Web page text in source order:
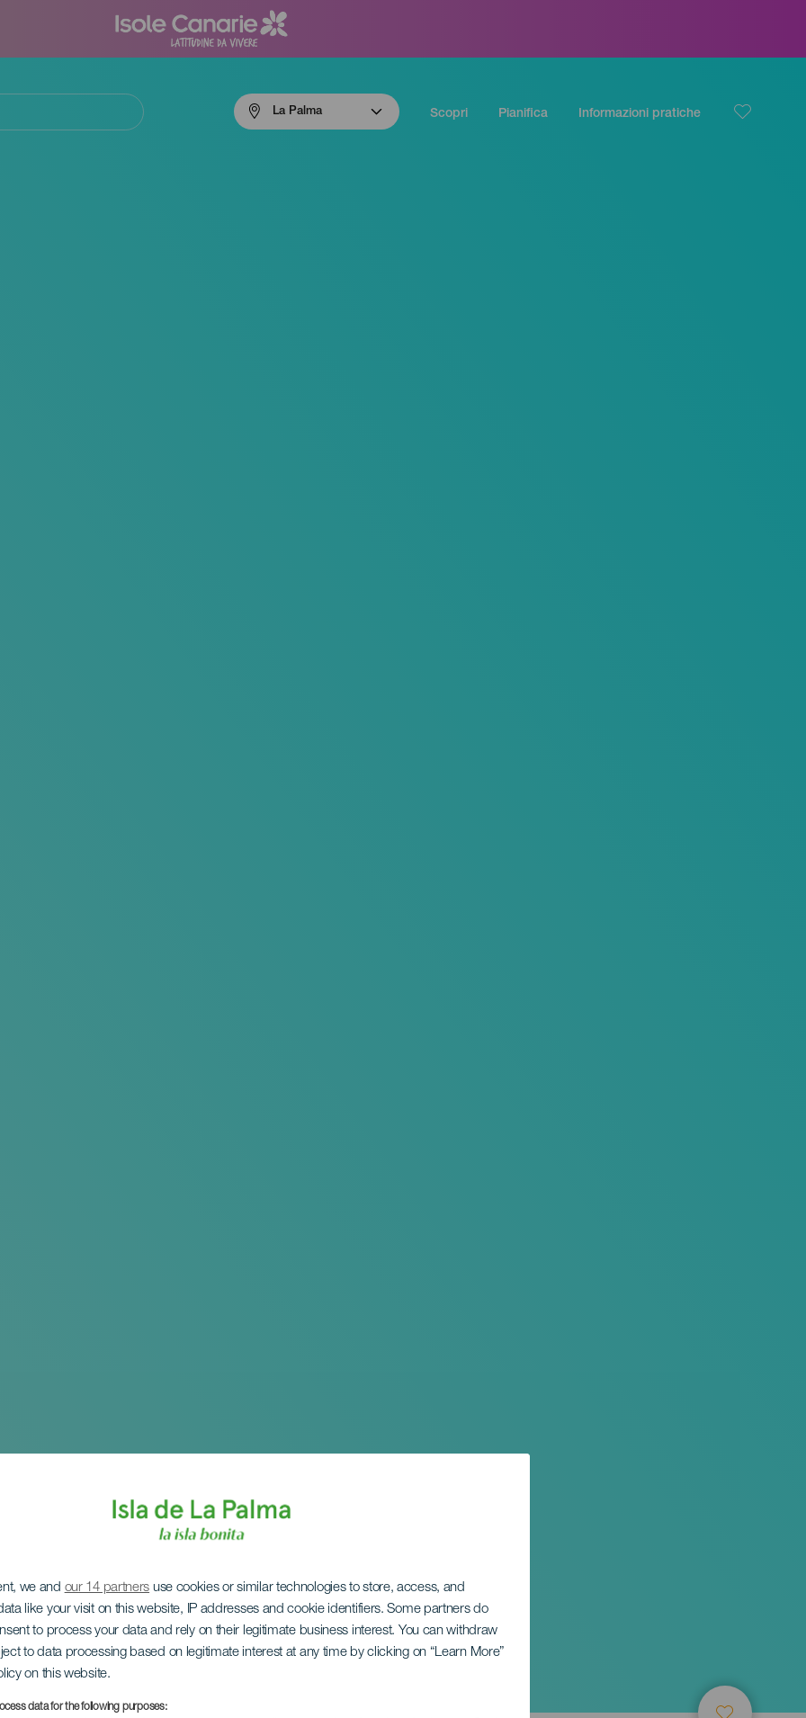
we and our 14 partners use cookies or similar technologies to store, access, and
like your visit on this website, IP addresses and cookie identifiers. Some partners do
to process your data and rely on their legitimate business interest. You can withdraw
to data processing based on legitimate interest at any time by clicking on “Learn More”
on this website.
data for the following purposes:
La Palma Scopri Pianifica Informazioni pratiche
Paso